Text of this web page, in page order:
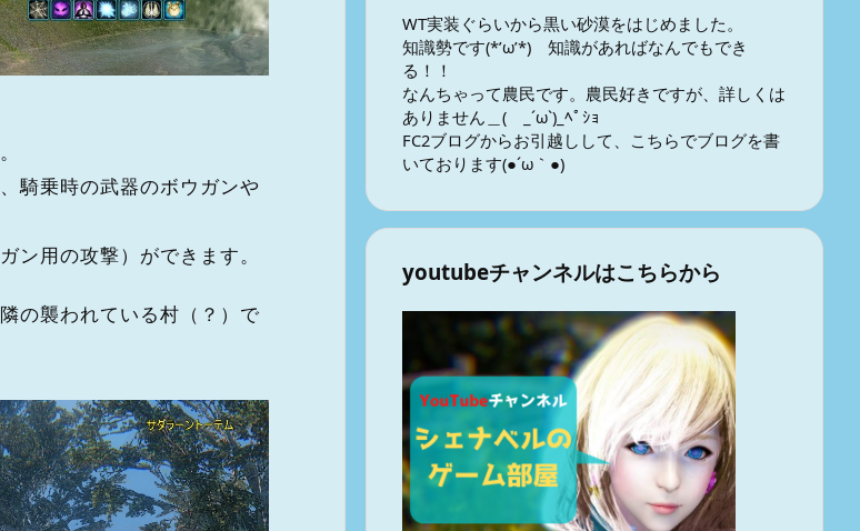
騎乗時の武器のボウガンや
ン用の攻撃）ができます。
の襲われている村（？）で
WT実装ぐらいから黒い砂漠をはじめました。
知識勢です(*’ω’*) 知識があればなんでもでき
る！！
なんちゃって農民です。農民好きですが、詳しくは
ありません＿( _´ω`)_ﾍﾟｼｮ
FC2ブログからお引越しして、こちらでブログを書
いております(●´ω｀●)
youtubeチャンネルはこちらから